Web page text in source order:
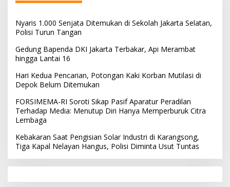
Nyaris 1.000 Senjata Ditemukan di Sekolah Jakarta Selatan,
Polisi Turun Tangan
Gedung Bapenda DKI Jakarta Terbakar, Api Merambat
hingga Lantai 16
Hari Kedua Pencarian, Potongan Kaki Korban Mutilasi di
Depok Belum Ditemukan
FORSIMEMA-RI Soroti Sikap Pasif Aparatur Peradilan
Terhadap Media: Menutup Diri Hanya Memperburuk Citra
Lembaga
Kebakaran Saat Pengisian Solar Industri di Karangsong,
Tiga Kapal Nelayan Hangus, Polisi Diminta Usut Tuntas